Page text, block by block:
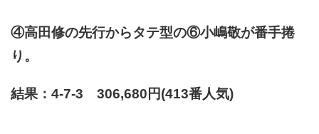
④高田修の先行からタテ型の⑥小嶋敬が番手捲
り。
結果：4-7-3 306,680円(413番人気)